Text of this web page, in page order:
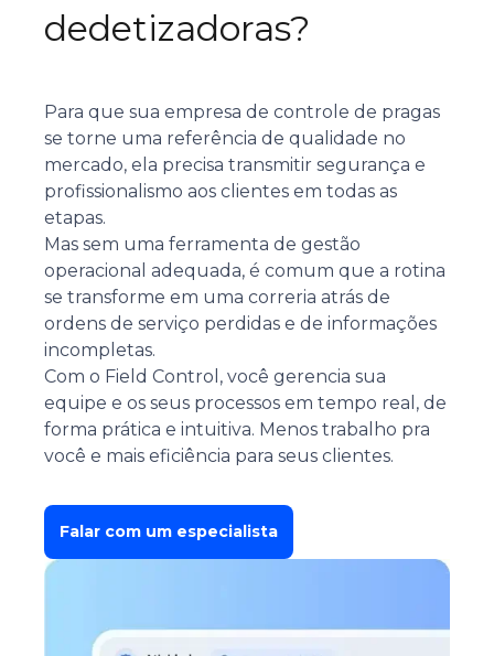
dedetizadoras?
Para que sua empresa de controle de pragas
se torne uma referência de qualidade no
mercado, ela precisa transmitir segurança e
profissionalismo aos clientes em todas as
etapas.
Mas sem uma ferramenta de gestão
operacional adequada, é comum que a rotina
se transforme em uma correria atrás de
ordens de serviço perdidas e de informações
incompletas.
Com o Field Control, você gerencia sua
equipe e os seus processos em tempo real, de
forma prática e intuitiva. Menos trabalho pra
você e mais eficiência para seus clientes.
Falar com um especialista